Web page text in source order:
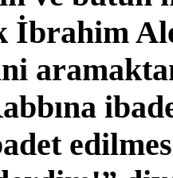
İbrahim